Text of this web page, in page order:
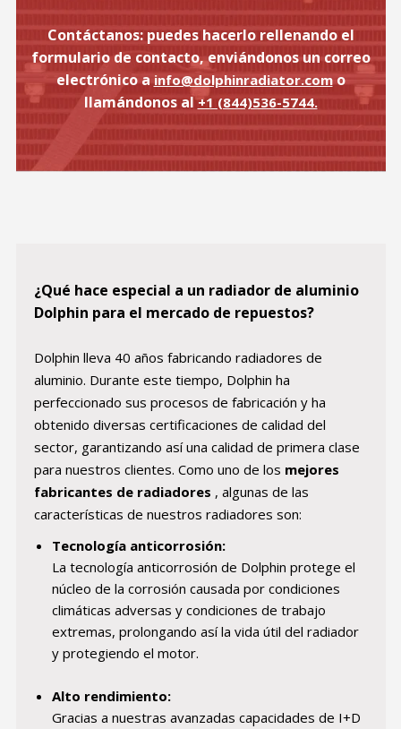
Contáctanos: puedes hacerlo rellenando el
formulario de contacto, enviándonos un correo
electrónico ainfo@dolphinradiator.como
llamándonos al+1 (844)536-5744.
¿Qué hace especial a un radiador de aluminio
Dolphin para el mercado de repuestos?
Dolphin lleva 40 años fabricando radiadores de
aluminio. Durante este tiempo, Dolphin ha
perfeccionado sus procesos de fabricación y ha
obtenido diversas certificaciones de calidad del
sector, garantizando así una calidad de primera clase
para nuestros clientes. Como uno de los mejores
fabricantes de radiadores , algunas de las
características de nuestros radiadores son:
Tecnología anticorrosión:
La tecnología anticorrosión de Dolphin protege el
núcleo de la corrosión causada por condiciones
climáticas adversas y condiciones de trabajo
extremas, prolongando así la vida útil del radiador
y protegiendo el motor.
Alto rendimiento:
Gracias a nuestras avanzadas capacidades de I+D